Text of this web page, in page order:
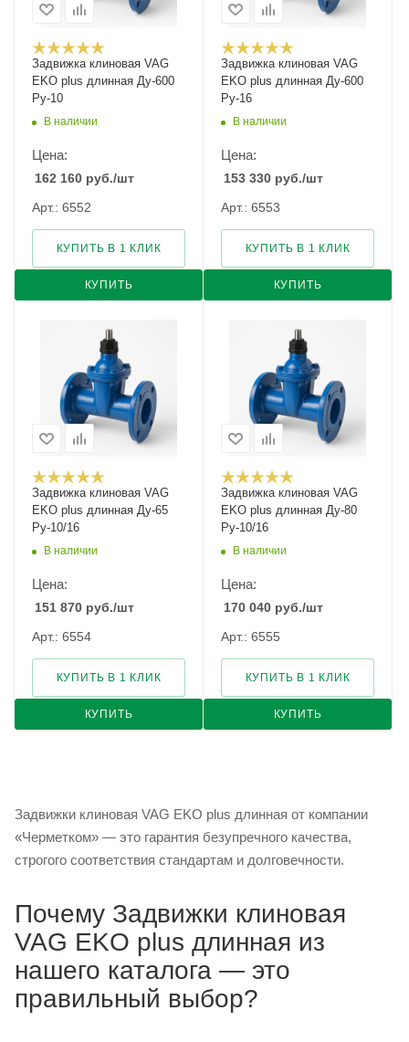
Задвижка клиновая VAG
EKO plus длинная Ду-600
Ру-10
В наличии
Цена:
162 160 руб./шт
Арт.: 6552
КУПИТЬ
КУПИТЬ В 1 КЛИК
Задвижка клиновая VAG
EKO plus длинная Ду-600
Ру-16
В наличии
Цена:
153 330 руб./шт
Арт.: 6553
КУПИТЬ
КУПИТЬ В 1 КЛИК
Задвижка клиновая VAG
EKO plus длинная Ду-65
Ру-10/16
В наличии
Цена:
151 870 руб./шт
Арт.: 6554
КУПИТЬ
КУПИТЬ В 1 КЛИК
Задвижка клиновая VAG
EKO plus длинная Ду-80
Ру-10/16
В наличии
Цена:
170 040 руб./шт
Арт.: 6555
КУПИТЬ
КУПИТЬ В 1 КЛИК
Задвижки клиновая VAG EKO plus длинная от компании
«Черметком» — это гарантия безупречного качества,
строгого соответствия стандартам и долговечности.
Почему Задвижки клиновая
VAG EKO plus длинная из
нашего каталога — это
правильный выбор?